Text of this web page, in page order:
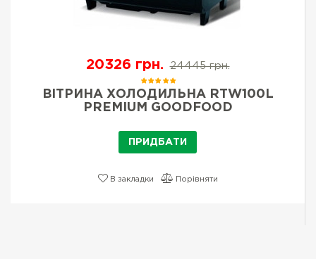
20326 грн. 24445 грн.
ВІТРИНА ХОЛОДИЛЬНА RTW100L
PREMIUM GOODFOOD
ПРИДБАТИ
В закладки Порівняти